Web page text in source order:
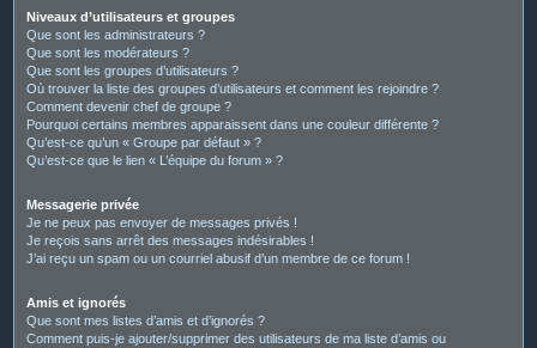
Niveaux d’utilisateurs et groupes
Que sont les administrateurs ?
Que sont les modérateurs ?
Que sont les groupes d’utilisateurs ?
Où trouver la liste des groupes d’utilisateurs et comment les rejoindre ?
Comment devenir chef de groupe ?
Pourquoi certains membres apparaissent dans une couleur différente ?
Qu’est-ce qu’un « Groupe par défaut » ?
Qu’est-ce que le lien « L’équipe du forum » ?
Messagerie privée
Je ne peux pas envoyer de messages privés !
Je reçois sans arrêt des messages indésirables !
J’ai reçu un spam ou un courriel abusif d’un membre de ce forum !
Amis et ignorés
Que sont mes listes d’amis et d’ignorés ?
Comment puis-je ajouter/supprimer des utilisateurs de ma liste d’amis ou